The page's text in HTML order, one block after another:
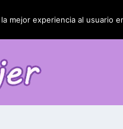
mejor experiencia al